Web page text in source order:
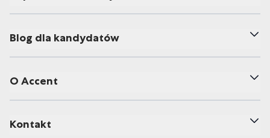
Blog dla kandydatów
O Accent
Kontakt